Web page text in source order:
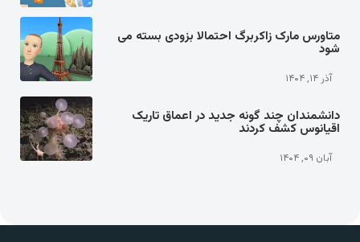
متاورس مارک زاکربرگ احتمالا بزودی بسته می
شود
آذر ۱۴, ۱۴۰۴
دانشمندان چند گونه جدید در اعماق تاریک
اقیانوس کشف کردند
آبان ۰۹, ۱۴۰۴